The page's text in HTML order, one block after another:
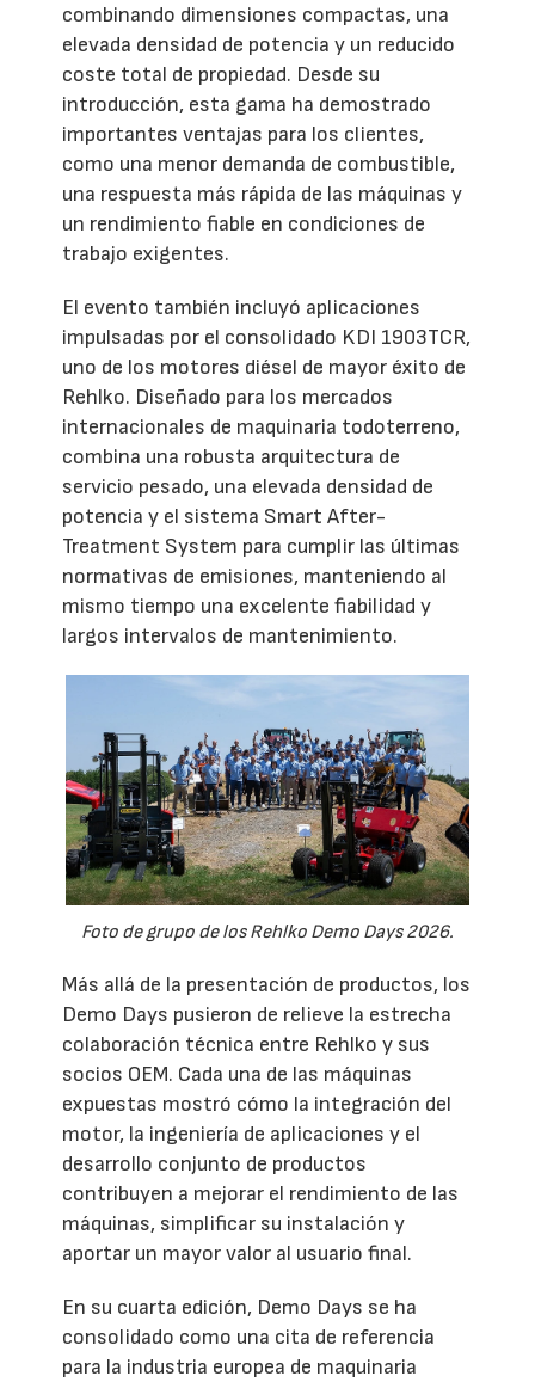
combinando dimensiones compactas, una
elevada densidad de potencia y un reducido
coste total de propiedad. Desde su
introducción, esta gama ha demostrado
importantes ventajas para los clientes,
como una menor demanda de combustible,
una respuesta más rápida de las máquinas y
un rendimiento fiable en condiciones de
trabajo exigentes.
El evento también incluyó aplicaciones
impulsadas por el consolidado KDI 1903TCR,
uno de los motores diésel de mayor éxito de
Rehlko. Diseñado para los mercados
internacionales de maquinaria todoterreno,
combina una robusta arquitectura de
servicio pesado, una elevada densidad de
potencia y el sistema Smart After-
Treatment System para cumplir las últimas
normativas de emisiones, manteniendo al
mismo tiempo una excelente fiabilidad y
largos intervalos de mantenimiento.
Foto de grupo de los Rehlko Demo Days 2026.
Más allá de la presentación de productos, los
Demo Days pusieron de relieve la estrecha
colaboración técnica entre Rehlko y sus
socios OEM. Cada una de las máquinas
expuestas mostró cómo la integración del
motor, la ingeniería de aplicaciones y el
desarrollo conjunto de productos
contribuyen a mejorar el rendimiento de las
máquinas, simplificar su instalación y
aportar un mayor valor al usuario final.
En su cuarta edición, Demo Days se ha
consolidado como una cita de referencia
para la industria europea de maquinaria